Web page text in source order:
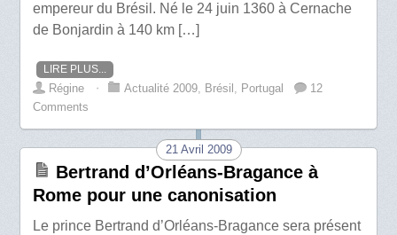
empereur du Brésil. Né le 24 juin 1360 à Cernache
de Bonjardin à 140 km […]
LIRE PLUS...
Régine ⋅ Actualité 2009, Brésil , Portugal
12
Comments
21 Avril 2009
Bertrand d’Orléans-Bragance à
Rome pour une canonisation
Le prince Bertrand d’Orléans-Bragance sera présent